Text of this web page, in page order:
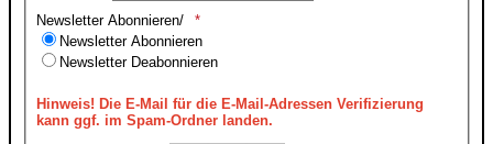
Newsletter Abonnieren/
Newsletter Abonnieren
Newsletter Deabonnieren
Hinweis!Die E-Mail für die E-Mail-Adressen Verifizierung
kann ggf. im Spam-Ordner landen.